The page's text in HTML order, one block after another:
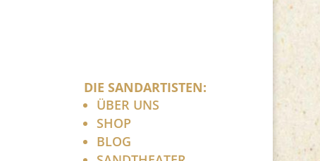
DIE SANDARTISTEN:
ÜBER UNS
SHOP
BLOG